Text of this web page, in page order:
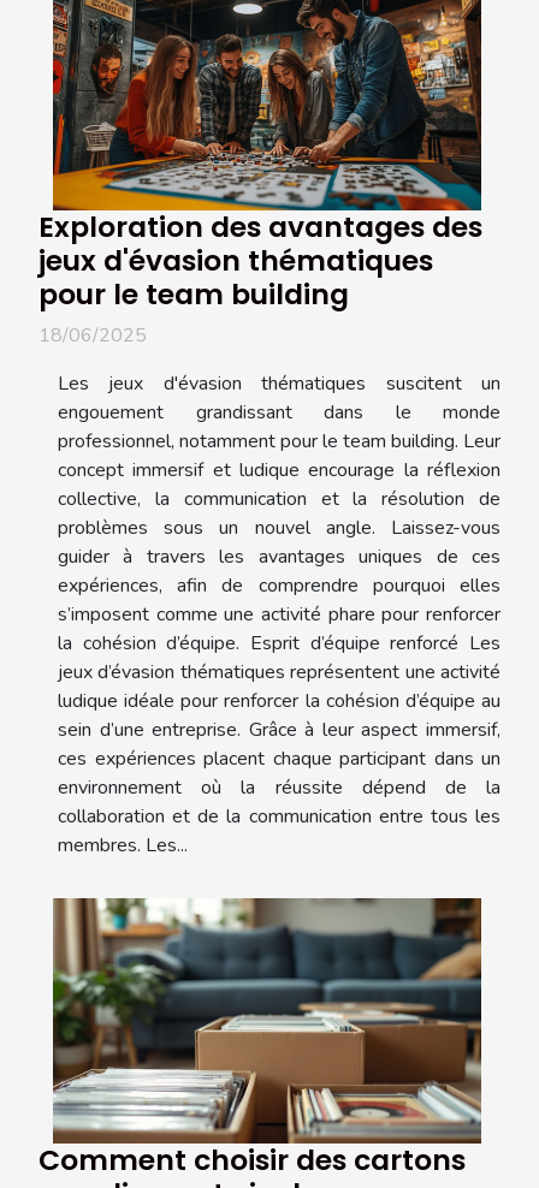
Exploration des avantages des
jeux d'évasion thématiques
pour le team building
18/06/2025
Les jeux d'évasion thématiques suscitent un
engouement grandissant dans le monde
professionnel, notamment pour le team building. Leur
concept immersif et ludique encourage la réflexion
collective, la communication et la résolution de
problèmes sous un nouvel angle. Laissez-vous
guider à travers les avantages uniques de ces
expériences, afin de comprendre pourquoi elles
s’imposent comme une activité phare pour renforcer
la cohésion d’équipe. Esprit d’équipe renforcé Les
jeux d’évasion thématiques représentent une activité
ludique idéale pour renforcer la cohésion d’équipe au
sein d’une entreprise. Grâce à leur aspect immersif,
ces expériences placent chaque participant dans un
environnement où la réussite dépend de la
collaboration et de la communication entre tous les
membres. Les...
Comment choisir des cartons